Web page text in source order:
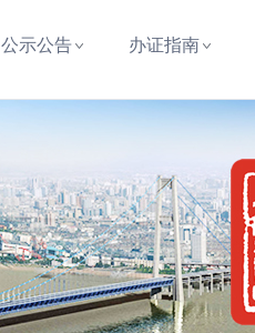
公示公告 办证指南